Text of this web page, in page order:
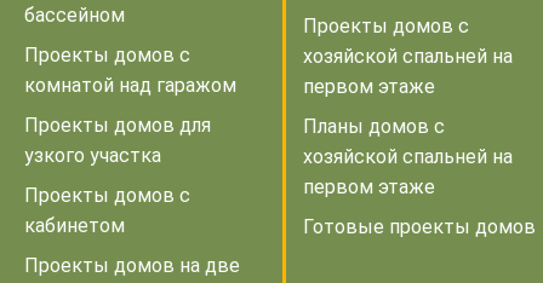
бассейном
Проекты домов с
комнатой над гаражом
Проекты домов для
узкого участка
Проекты домов с
кабинетом
Проекты домов на две
Проекты домов с
хозяйской спальней на
первом этаже
Планы домов с
хозяйской спальней на
первом этаже
Готовые проекты домов